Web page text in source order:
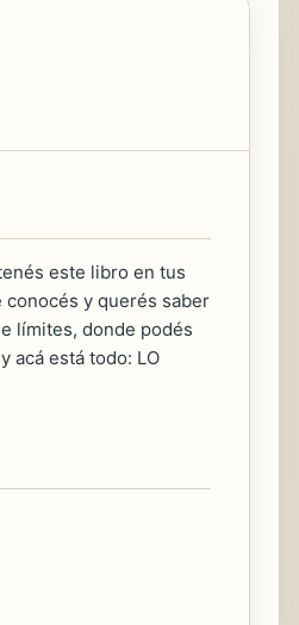
este libro en tus
conocés y querés saber
límites, donde podés
acá está todo: LO